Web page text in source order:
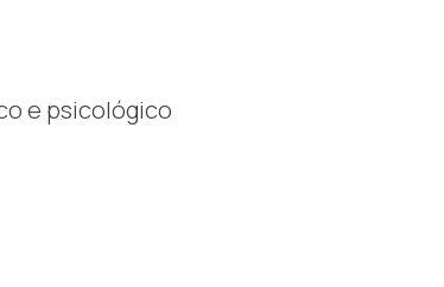
e psicológico